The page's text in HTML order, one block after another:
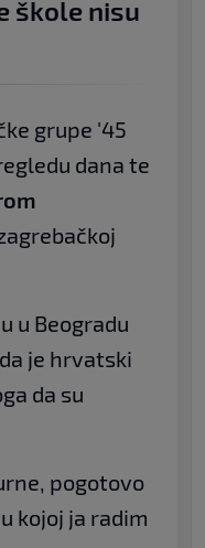
škole nisu
grupe '45
dana te
u Beogradu
je hrvatski
da su
pogotovo
kojoj ja radim